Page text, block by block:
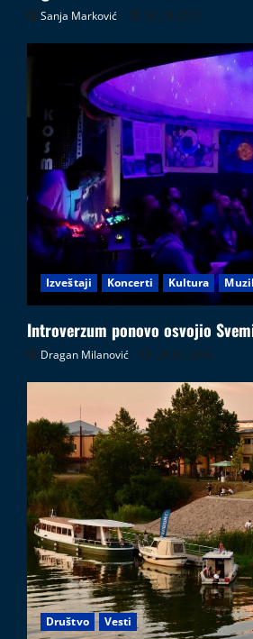
Sanja Marković 02.08.2026
Izveštaji Koncerti Kultura
Introverzum ponovo osvojio
Dragan Milanović 28.07.2026
Društvo Vesti